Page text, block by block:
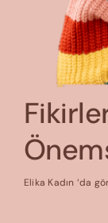
Elika Kadın ‘da